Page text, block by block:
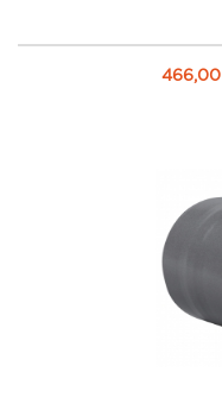
466,00